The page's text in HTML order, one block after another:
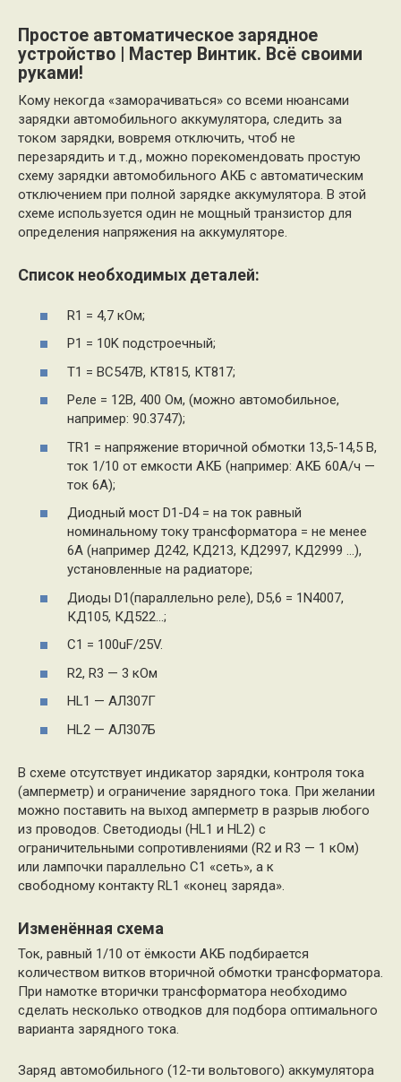
Простое автоматическое зарядное
устройство | Мастер Винтик. Всё своими
руками!
Кому некогда «заморачиваться» со всеми нюансами
зарядки автомобильного аккумулятора, следить за
током зарядки, вовремя отключить, чтоб не
перезарядить и т.д., можно порекомендовать простую
схему зарядки автомобильного АКБ с автоматическим
отключением при полной зарядке аккумулятора. В этой
схеме используется один не мощный транзистор для
определения напряжения на аккумуляторе.
Список необходимых деталей:
R1 = 4,7 кОм;
Р1 = 10K подстроечный;
T1 = BC547B, КТ815, КТ817;
Реле = 12В, 400 Ом, (можно автомобильное,
например: 90.3747);
TR1 = напряжение вторичной обмотки 13,5-14,5 В,
ток 1/10 от емкости АКБ (например: АКБ 60А/ч —
ток 6А);
Диодный мост D1-D4 = на ток равный
номинальному току трансформатора = не менее
6А (например Д242, КД213, КД2997, КД2999 …),
установленные на радиаторе;
Диоды D1(параллельно реле), D5,6 = 1N4007,
КД105, КД522…;
C1 = 100uF/25V.
R2, R3 — 3 кОм
HL1 — АЛ307Г
HL2 — АЛ307Б
В схеме отсутствует индикатор зарядки, контроля тока
(амперметр) и ограничение зарядного тока. При желании
можно поставить на выход амперметр в разрыв любого
из проводов. Светодиоды (HL1 и HL2) с
ограничительными сопротивлениями (R2 и R3 — 1 кОм)
или лампочки параллельно С1 «сеть», а к
свободному контакту RL1 «конец заряда».
Изменённая схема
Ток, равный 1/10 от ёмкости АКБ подбирается
количеством витков вторичной обмотки трансформатора.
При намотке вторички трансформатора необходимо
сделать несколько отводков для подбора оптимального
варианта зарядного тока.
Заряд автомобильного (12-ти вольтового) аккумулятора